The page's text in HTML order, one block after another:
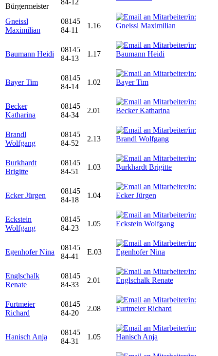
Bürgermeister
84-12
Gneissl
Maximilian
08145
84-11
1.16
Baumann Heidi
08145
84-13
1.17
Bayer Tim
08145
84-14
1.02
Becker
Katharina
08145
84-34
2.01
Brandl
Wolfgang
08145
84-52
2.13
Burkhardt
Brigitte
08145
84-51
1.03
Ecker Jürgen
08145
84-18
1.04
Eckstein
Wolfgang
08145
84-23
1.05
Egenhofer Nina
08145
84-41
E.03
Englschalk
Renate
08145
84-33
2.01
Furtmeier
Richard
08145
84-20
2.08
Hanisch Anja
08145
84-31
1.05